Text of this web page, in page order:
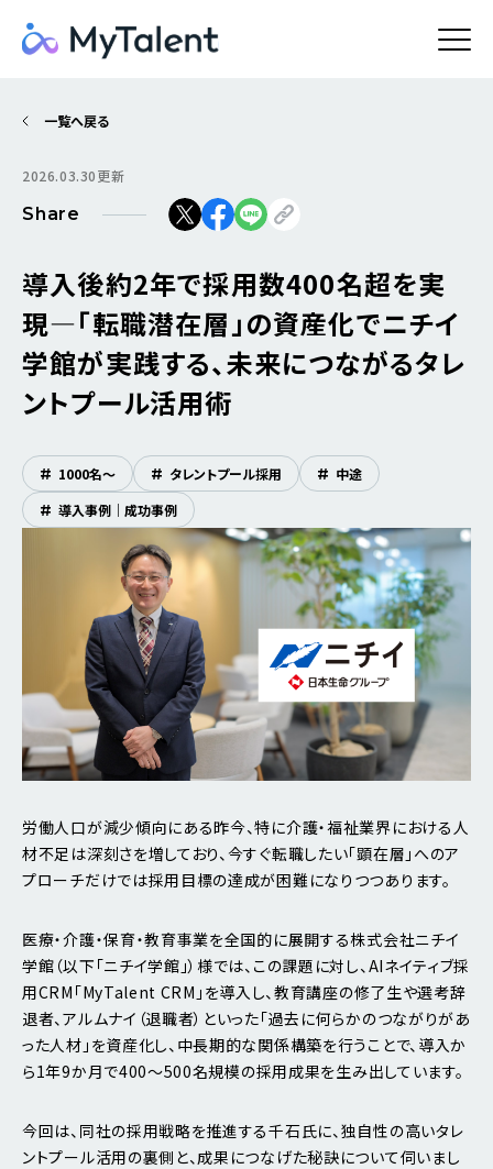
一覧へ戻る
2026.03.30更新
Share
導入後約2年で採用数400名超を実
現―「転職潜在層」の資産化でニチイ
学館が実践する、未来につながるタレ
ントプール活用術
# 1000名〜 # タレントプール採用 # 中途
# 導入事例｜成功事例
労働人口が減少傾向にある昨今、特に介護・福祉業界における人
材不足は深刻さを増しており、今すぐ転職したい「顕在層」へのア
プローチだけでは採用目標の達成が困難になりつつあります。
医療・介護・保育・教育事業を全国的に展開する株式会社ニチイ
学館（以下「ニチイ学館」）様では、この課題に対し、AIネイティブ採
用CRM「MyTalent CRM」を導入し、教育講座の修了生や選考辞
退者、アルムナイ（退職者）といった「過去に何らかのつながりがあ
った人材」を資産化し、中長期的な関係構築を行うことで、導入か
ら1年9か月で400〜500名規模の採用成果を生み出しています。
今回は、同社の採用戦略を推進する千石氏に、独自性の高いタレ
ントプール活用の裏側と、成果につなげた秘訣について伺いまし